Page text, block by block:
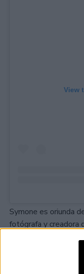
View
Symone es oriunda
fotógrafa y creadora
se dedica a hacer